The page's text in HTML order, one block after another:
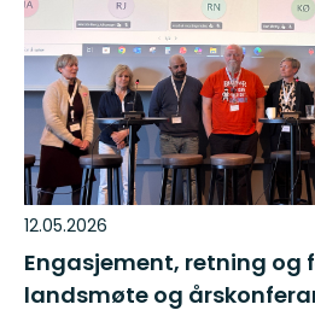
12.05.2026
Engasjement, retning og
landsmøte og